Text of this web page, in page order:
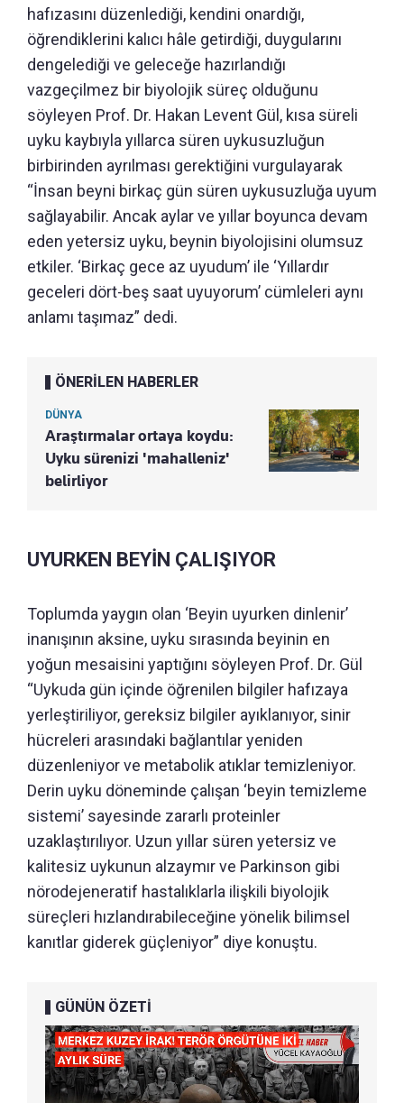
hafızasını düzenlediği, kendini onardığı,
öğrendiklerini kalıcı hâle getirdiği, duygularını
dengelediği ve geleceğe hazırlandığı
vazgeçilmez bir biyolojik süreç olduğunu
söyleyen Prof. Dr. Hakan Levent Gül, kısa süreli
uyku kaybıyla yıllarca süren uykusuzluğun
birbirinden ayrılması gerektiğini vurgulayarak
“İnsan beyni birkaç gün süren uykusuzluğa uyum
sağlayabilir. Ancak aylar ve yıllar boyunca devam
eden yetersiz uyku, beynin biyolojisini olumsuz
etkiler. ‘Birkaç gece az uyudum’ ile ‘Yıllardır
geceleri dört-beş saat uyuyorum’ cümleleri aynı
anlamı taşımaz” dedi.
ÖNERİLEN HABERLER
DÜNYA
Araştırmalar ortaya koydu:
Uyku sürenizi 'mahalleniz'
belirliyor
UYURKEN BEYİN ÇALIŞIYOR
Toplumda yaygın olan ‘Beyin uyurken dinlenir’
inanışının aksine, uyku sırasında beyinin en
yoğun mesaisini yaptığını söyleyen Prof. Dr. Gül
“Uykuda gün içinde öğrenilen bilgiler hafızaya
yerleştiriliyor, gereksiz bilgiler ayıklanıyor, sinir
hücreleri arasındaki bağlantılar yeniden
düzenleniyor ve metabolik atıklar temizleniyor.
Derin uyku döneminde çalışan ‘beyin temizleme
sistemi’ sayesinde zararlı proteinler
uzaklaştırılıyor. Uzun yıllar süren yetersiz ve
kalitesiz uykunun alzaymır ve Parkinson gibi
nörodejeneratif hastalıklarla ilişkili biyolojik
süreçleri hızlandırabileceğine yönelik bilimsel
kanıtlar giderek güçleniyor” diye konuştu.
GÜNÜN ÖZETİ